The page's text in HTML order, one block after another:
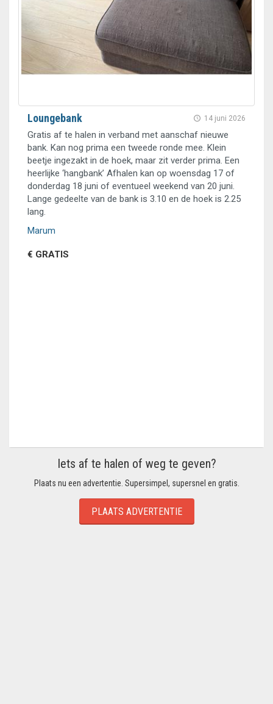
14 juni 2026
Loungebank
Gratis af te halen in verband met aanschaf nieuwe
bank. Kan nog prima een tweede ronde mee. Klein
beetje ingezakt in de hoek, maar zit verder prima. Een
heerlijke ‘hangbank’ Afhalen kan op woensdag 17 of
donderdag 18 juni of eventueel weekend van 20 juni.
Lange gedeelte van de bank is 3.10 en de hoek is 2.25
lang.
Marum
€ GRATIS
Iets af te halen of weg te geven?
Plaats nu een advertentie. Supersimpel, supersnel en gratis.
PLAATS ADVERTENTIE